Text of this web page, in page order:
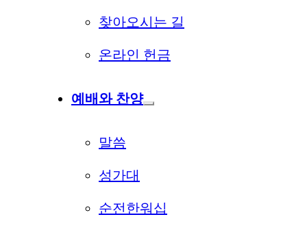
찾아오시는 길
온라인 헌금
예배와 찬양
말씀
성가대
순전한워십